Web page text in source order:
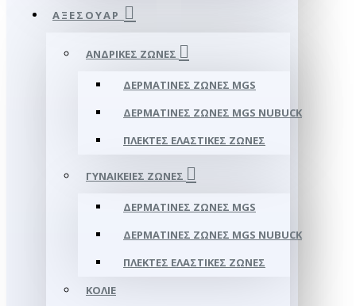
ΑΞΕΣΟΥΑΡ
ΑΝΔΡΙΚΈΣ ΖΏΝΕΣ
ΔΕΡΜΆΤΙΝΕΣ ΖΏΝΕΣ MGS
ΔΕΡΜΆΤΙΝΕΣ ΖΏΝΕΣ MGS NUBUCK
ΠΛΕΚΤΈΣ ΕΛΑΣΤΙΚΈΣ ΖΏΝΕΣ
ΓΥΝΑΙΚΕΊΕΣ ΖΏΝΕΣ
ΔΕΡΜΆΤΙΝΕΣ ΖΏΝΕΣ MGS
ΔΕΡΜΆΤΙΝΕΣ ΖΏΝΕΣ MGS NUBUCK
ΠΛΕΚΤΈΣ ΕΛΑΣΤΙΚΈΣ ΖΏΝΕΣ
ΚΟΛΙΈ